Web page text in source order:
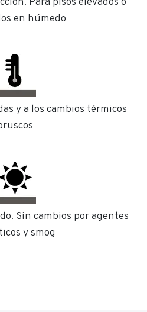
en húmedo
y a los cambios térmicos
Sin cambios por agentes
y smog